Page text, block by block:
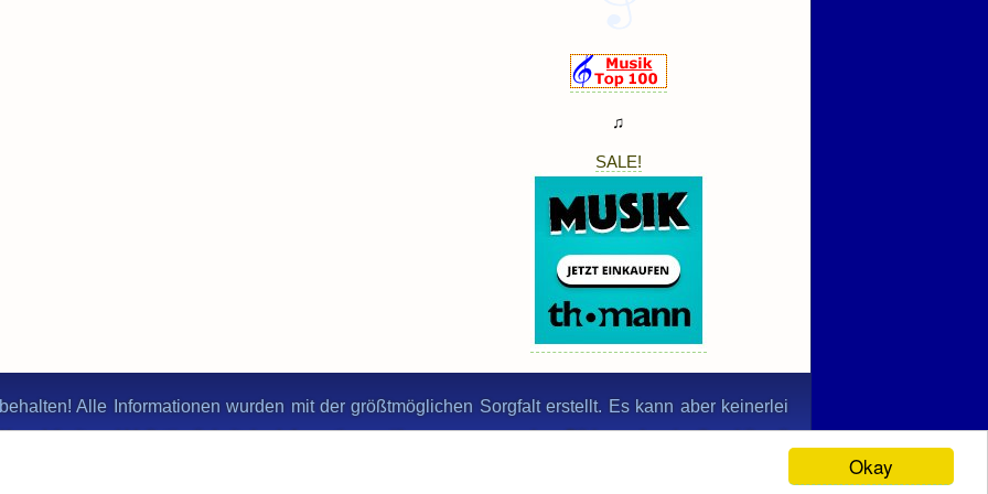
Okay
♫
SALE!
Alle Informationen wurden mit der größtmöglichen Sorgfalt erstellt. Es kann aber keinerlei
und Vollständigkeit der Informationen übernommen werden. Bildernachweis: © nabihaali